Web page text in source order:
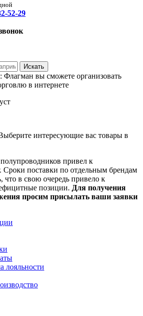
52-29
вы сможете организовать
в интернете
интересующие вас товары в
привел к
поставки по отдельным брендам
в свою очередь привело к
позиции. Для получения
просим присылать ваши заявки
лояльности